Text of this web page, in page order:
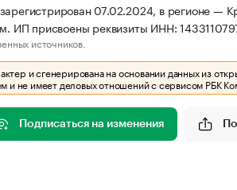
07.02.2024, в регионе —
ИП присвоены реквизиты ИНН:
источников.
и сгенерирована на основании данных из
и не имеет деловых отношений с сервисом РБК
Подписаться на изменения